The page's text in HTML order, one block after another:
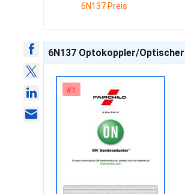
6N137 Preis
6N137 Optokoppler/
#1